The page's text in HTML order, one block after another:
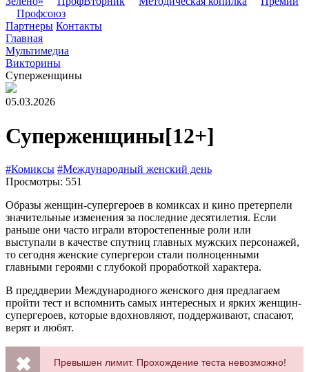
Профсоюз
Партнеры Контакты
Главная
Мультимедиа
Викторины
Суперженщины
05.03.2026
Суперженщины[12+]
#Комиксы #Международный женский день
Просмотры: 551
Образы женщин-супергероев в комиксах и кино претерпели
значительные изменения за последние десятилетия. Если
раньше они часто играли второстепенные роли или
выступали в качестве спутниц главных мужских персонажей,
то сегодня женские супергерои стали полноценными
главными героями с глубокой проработкой характера.
В преддверии Международного женского дня предлагаем
пройти тест и вспомнить самых интересных и ярких женщин-
супергероев, которые вдохновляют, поддерживают, спасают,
верят и любят.